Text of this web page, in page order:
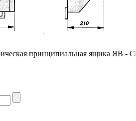
принципиальная ящика ЯВ -